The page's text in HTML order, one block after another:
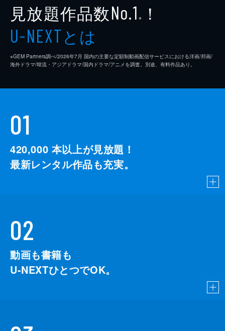
見放題作品数No.1 ※ ！
U-NEXTとは
※GEM Partners調べ/2026年7⽉ 国内の主要な定額制動画配信サービスにおける洋画/邦画/
海外ドラマ/韓流・アジアドラマ/国内ドラマ/アニメを調査。別途、有料作品あり。
01
420,000 本以上が見放題！
最新レンタル作品も充実。
02
動画も書籍も
U-NEXTひとつでOK。